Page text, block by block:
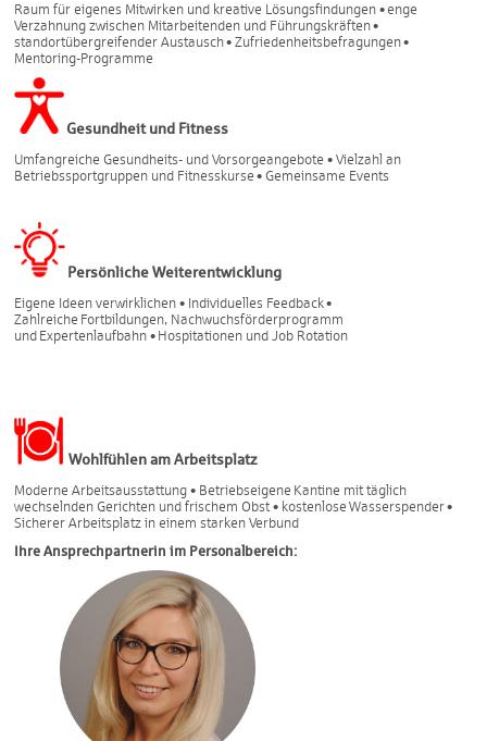
Raum für eigenes Mitwirken und kreative Lösungsfindungen • enge
Verzahnung zwischen Mitarbeitenden und Führungskräften •
standortübergreifender Austausch • Zufriedenheitsbefragungen •
Mentoring-Programme
Gesundheit und Fitness
Umfangreiche Gesundheits- und Vorsorgeangebote • Vielzahl an
Betriebssportgruppen und Fitnesskurse • Gemeinsame Events
Persönliche Weiterentwicklung
Eigene Ideen verwirklichen • Individuelles Feedback •
Zahlreiche Fortbildungen, Nachwuchsförderprogramm
und Expertenlaufbahn • Hospitationen und Job Rotation
Wohlfühlen am Arbeitsplatz
Moderne Arbeitsausstattung • Betriebseigene Kantine mit täglich
wechselnden Gerichten und frischem Obst • kostenlose Wasserspender •
Sicherer Arbeitsplatz in einem starken Verbund
Ihre Ansprechpartnerin im Personalbereich: